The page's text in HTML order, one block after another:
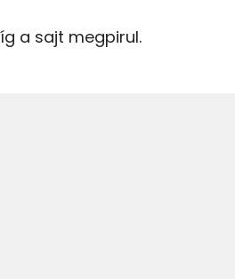
a sajt megpirul.